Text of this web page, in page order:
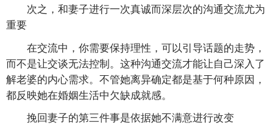
次之，和妻子进行一次真诚而深层次的沟通交流尤为
重要
在交流中，你需要保持理性，可以引导话题的走势，
而不是让交谈无法控制。这种沟通交流才能让自己深入了
解老婆的内心需求。不管她离异确定都是基于何种原因，
都反映她在婚姻生活中欠缺成就感。
挽回妻子的第三件事是依据她不满意进行改变